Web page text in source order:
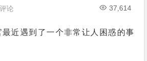
评论 37,614
最近遇到了一个非常让人困惑的事